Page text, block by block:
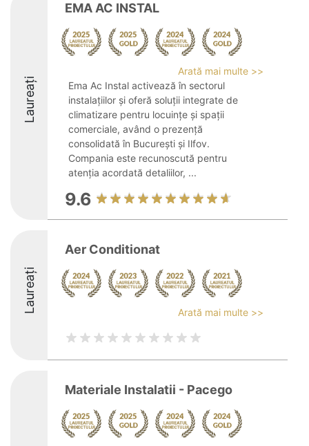
Laureați
EMA AC INSTAL
Arată mai multe >>
Ema Ac Instal activează în sectorul
instalațiilor și oferă soluții integrate de
climatizare pentru locuințe și spații
comerciale, având o prezență
consolidată în București și Ilfov.
Compania este recunoscută pentru
atenția acordată detaliilor, ...
9.6
Laureați
Aer Conditionat
Arată mai multe >>
Materiale Instalatii - Pacego